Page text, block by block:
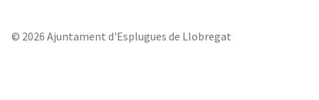
© 2026 Ajuntament d'Esplugues de Llobregat